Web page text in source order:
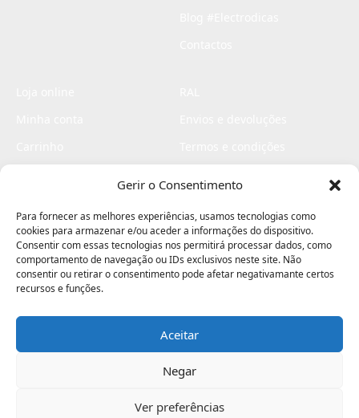
Gerir o Consentimento
Para fornecer as melhores experiências, usamos tecnologias como
cookies para armazenar e/ou aceder a informações do dispositivo.
Consentir com essas tecnologias nos permitirá processar dados, como
comportamento de navegação ou IDs exclusivos neste site. Não
consentir ou retirar o consentimento pode afetar negativamante certos
recursos e funções.
Aceitar
Negar
Ver preferências
Livro de elogios
Electromaquinas ©2026
contágio - agência criativa